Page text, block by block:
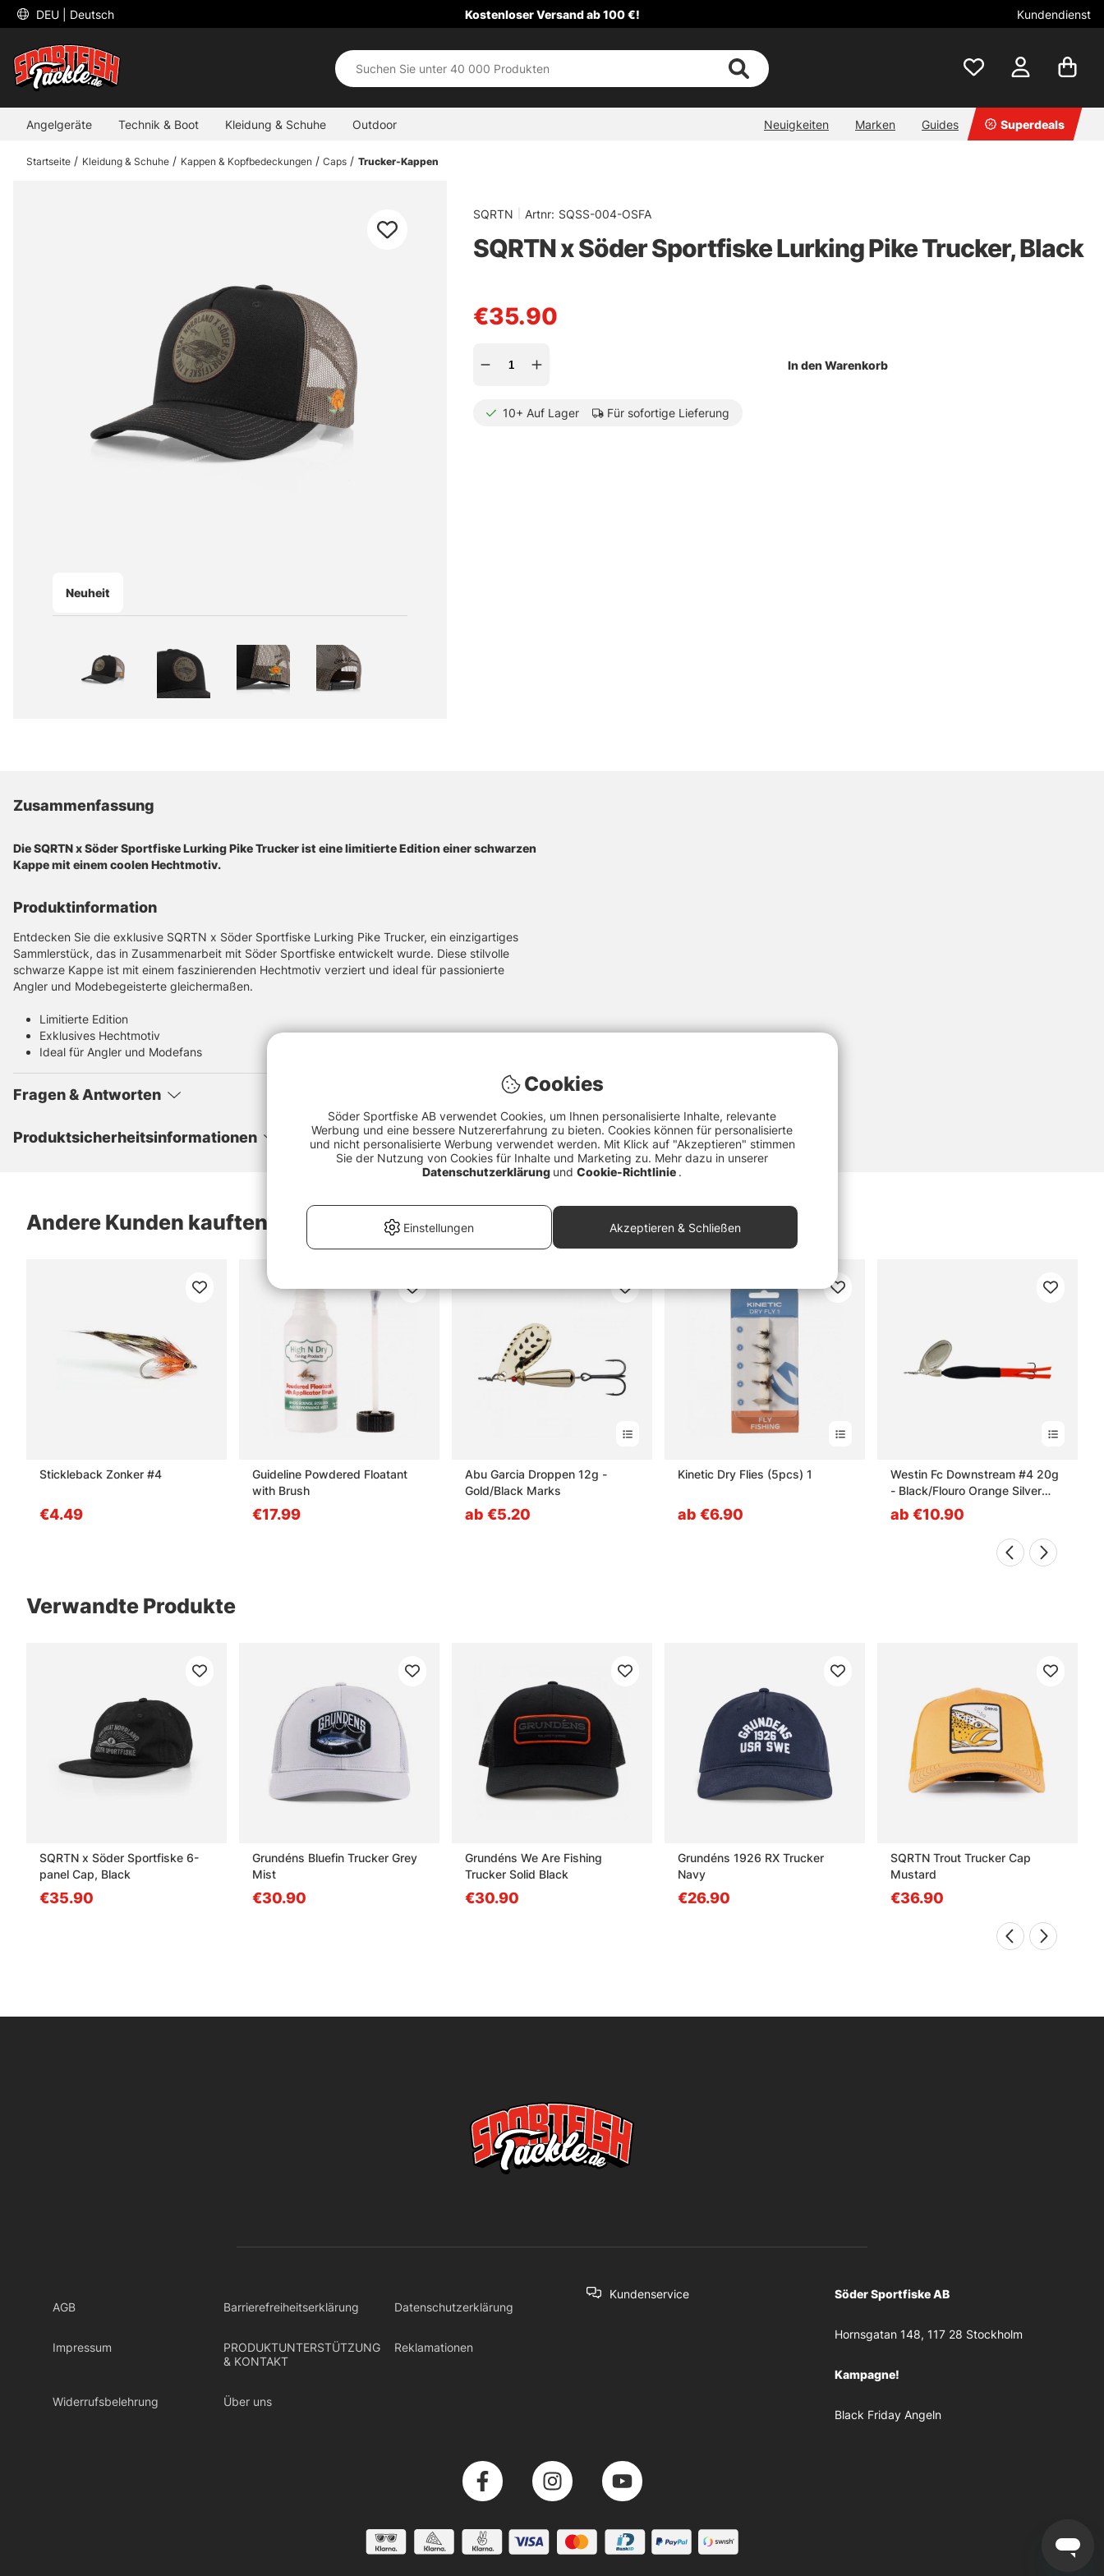
DEU | Deutsch Kostenloser Versand ab 100 €! Kundendienst
Angelgeräte Technik & Boot Kleidung & Schuhe Outdoor Neuigkeiten Marken Guides Superdeals
Startseite Kleidung & Schuhe Kappen & Kopfbedeckungen Caps Trucker-Kappen
Neuheit
SQRTN Artnr: SQSS-004-OSFA
SQRTN x Söder Sportfiske Lurking Pike Trucker, Black
€35.90
In den Warenkorb
10+ Auf Lager Für sofortige Lieferung
Zusammenfassung
Die SQRTN x Söder Sportfiske Lurking Pike Trucker ist eine limitierte Edition einer schwarzen
Kappe mit einem coolen Hechtmotiv.
Produktinformation
Entdecken Sie die exklusive SQRTN x Söder Sportfiske Lurking Pike Trucker, ein einzigartiges
Sammlerstück, das in Zusammenarbeit mit Söder Sportfiske entwickelt wurde. Diese stilvolle
schwarze Kappe ist mit einem faszinierenden Hechtmotiv verziert und ideal für passionierte
Angler und Modebegeisterte gleichermaßen.
Limitierte Edition
Exklusives Hechtmotiv
Ideal für Angler und Modefans
Fragen & Antworten
Produktsicherheitsinformationen
Andere Kunden kauften auch
Stickleback Zonker #4
€4.49
Guideline Powdered Floatant
with Brush
€17.99
Abu Garcia Droppen 12g -
Gold/Black Marks
ab €5.20
Kinetic Dry Flies (5pcs) 1
ab €6.90
Westin Fc Downstream #4 20g
- Black/Flouro Orange Silver
Blade
ab €10.90
Verwandte Produkte
SQRTN x Söder Sportfiske 6-
panel Cap, Black
€35.90
Grundéns Bluefin Trucker Grey
Mist
€30.90
Grundéns We Are Fishing
Trucker Solid Black
€30.90
Grundéns 1926 RX Trucker
Navy
€26.90
SQRTN Trout Trucker Cap
Mustard
€36.90
AGB Barrierefreiheitserklärung Datenschutzerklärung
Impressum
PRODUKTUNTERSTÜTZUNG
& KONTAKT
Reklamationen
Widerrufsbelehrung Über uns
Kundenservice Söder Sportfiske AB
Hornsgatan 148, 117 28 Stockholm
Kampagne!
Black Friday Angeln
Cookies
Söder Sportfiske AB verwendet Cookies, um Ihnen personalisierte Inhalte, relevante
Werbung und eine bessere Nutzererfahrung zu bieten. Cookies können für personalisierte
und nicht personalisierte Werbung verwendet werden. Mit Klick auf "Akzeptieren" stimmen
Sie der Nutzung von Cookies für Inhalte und Marketing zu. Mehr dazu in unserer
Datenschutzerklärung und Cookie-Richtlinie .
Einstellungen Akzeptieren & Schließen